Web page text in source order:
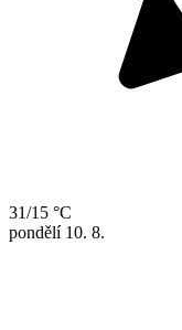
31/15 °C
pondělí 10. 8.